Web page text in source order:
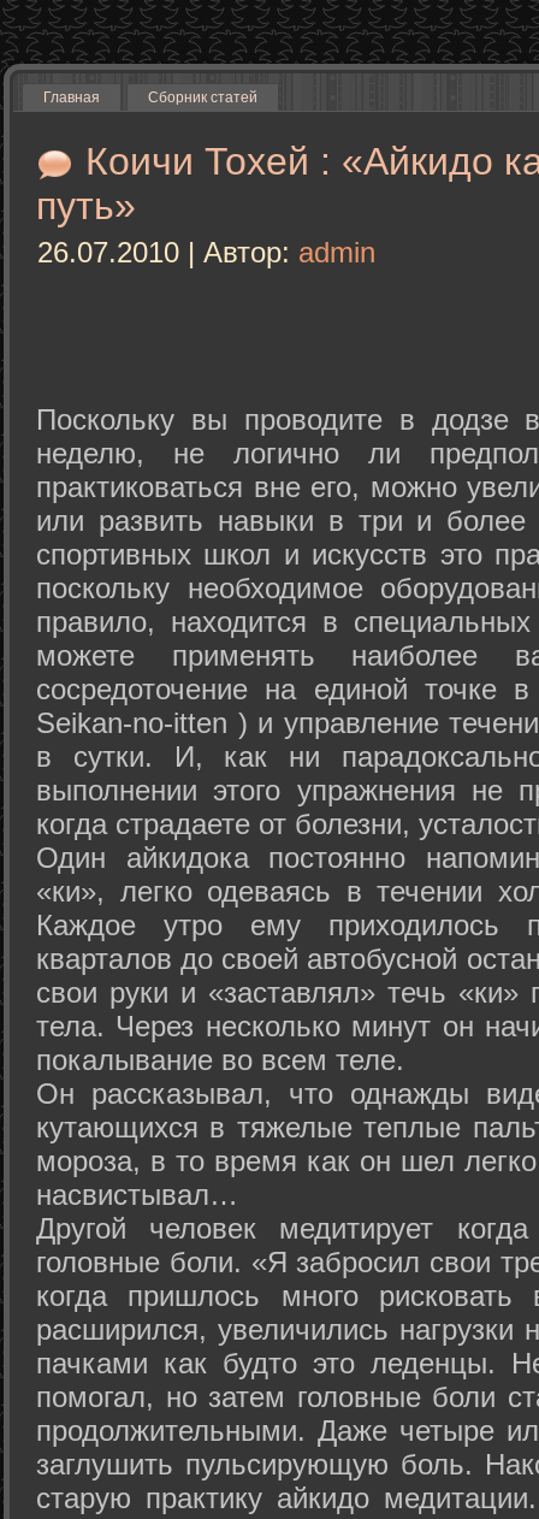
Главная Сборник статей
Коичи Тохей : «Айкидо
путь»
26.07.2010 | Автор: admin
Поскольку вы проводите в додзе
неделю, не логично ли
практиковаться вне его, можно
или развить навыки в три и
спортивных школ и искусств это
поскольку необходимое
правило, находится в
можете применять наиболее
сосредоточение на единой точке
Seikan-­no-­itten ) и управление
в сутки. И, как ни
выполнении этого упражнения не
когда страдаете от болезни,
Один айкидока постоянно
«ки», легко одеваясь в течении
Каждое утро ему приходилось
кварталов до своей автобусной
свои руки и «заставлял» течь «ки»
тела. Через несколько минут он
покалывание во всем теле.
Он рассказывал, что однажды
кутающихся в тяжелые теплые
мороза, в то время как он шел
насвистывал…
Другой человек медитирует
головные боли. «Я забросил свои
когда пришлось много
расширился, увеличились нагрузки
пачками как будто это леденцы.
помогал, но затем головные боли
продолжительными. Даже четыре
заглушить пульсирующую боль.
старую практику айкидо